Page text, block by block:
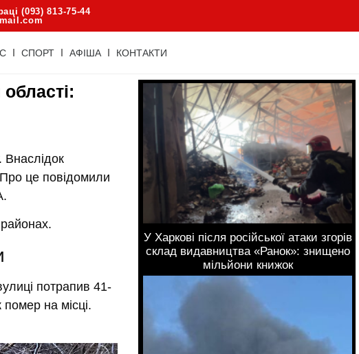
(093) 813-75-44
СПОРТ АФІША КОНТАКТИ
Внаслідок
це повідомили
потрапив 41-
на місці.
У Харкові після російської атаки згорів
склад видавництва «Ранок»: знищено
мільйони книжок